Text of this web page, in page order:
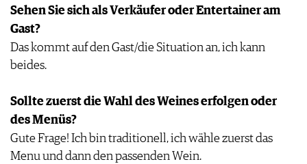
WEINREISEN
KLARTEXT
EXTRAS
BÜCHER
WEINWIRTSCHAFT
WEINSZENE
PORTRAITS
VINOPHILES
GEWINNSPIELE
VORTEILSWELT
TRINKREIFETABELLE
ABO
Sehen Sie sich als Verkäufer oder Entertainer am
Gast?
Das kommt auf den Gast/die Situation an, ich kann
beides.
Sollte zuerst die Wahl des Weines erfolgen oder
des Menüs?
Gute Frage! Ich bin traditionell, ich wähle zuerst das
Menu und dann den passenden Wein.